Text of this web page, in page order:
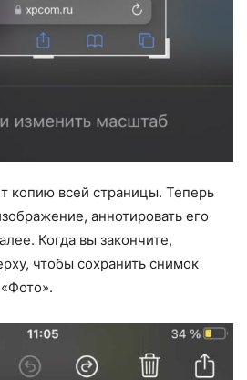
копию всей страницы. Теперь
аннотировать его
Когда вы закончите,
чтобы сохранить снимок